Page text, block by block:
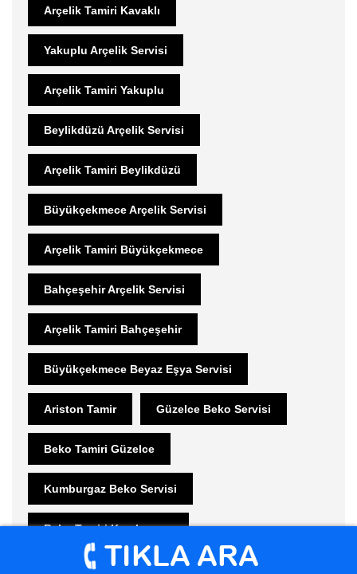
Arçelik Tamiri Kavaklı
Yakuplu Arçelik Servisi
Arçelik Tamiri Yakuplu
Beylikdüzü Arçelik Servisi
Arçelik Tamiri Beylikdüzü
Büyükçekmece Arçelik Servisi
Arçelik Tamiri Büyükçekmece
Bahçeşehir Arçelik Servisi
Arçelik Tamiri Bahçeşehir
Büyükçekmece Beyaz Eşya Servisi
Ariston Tamir Güzelce Beko Servisi
Beko Tamiri Güzelce
Kumburgaz Beko Servisi
Beko Tamiri Kumburgaz
Mimaroba Beko Servisi